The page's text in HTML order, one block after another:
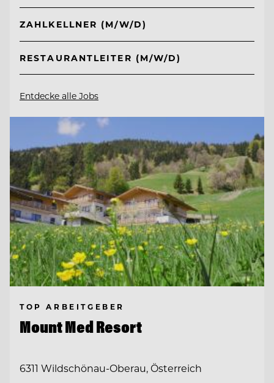
ZAHLKELLNER (M/W/D)
RESTAURANTLEITER (M/W/D)
Entdecke alle Jobs
TOP ARBEITGEBER
Mount Med Resort
6311 Wildschönau-Oberau, Österreich